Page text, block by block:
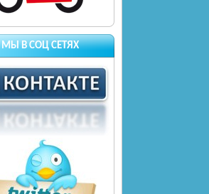
МЫ В СОЦ СЕТЯХ